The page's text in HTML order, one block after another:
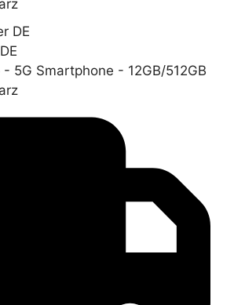
- 5G Smartphone - 12GB/512GB